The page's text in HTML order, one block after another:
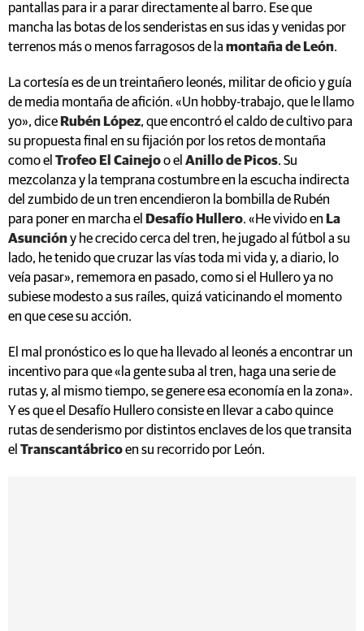
pantallas para ir a parar directamente al barro. Ese que
mancha las botas de los senderistas en sus idas y venidas por
terrenos más o menos farragosos de la montaña de León.
La cortesía es de un treintañero leonés, militar de oficio y guía
de media montaña de afición. «Un hobby-trabajo, que le llamo
yo», dice Rubén López, que encontró el caldo de cultivo para
su propuesta final en su fijación por los retos de montaña
como el Trofeo El Cainejoo el Anillo de Picos. Su
mezcolanza y la temprana costumbre en la escucha indirecta
del zumbido de un tren encendieron la bombilla de Rubén
para poner en marcha el
Desafío Hullero. «He vivido en La
Asuncióny he crecido cerca del tren, he jugado al fútbol a su
lado, he tenido que cruzar las vías toda mi vida y, a diario, lo
veía pasar», rememora en pasado, como si el Hullero ya no
subiese modesto a sus raíles, quizá vaticinando el momento
en que cese su acción.
El mal pronóstico es lo que ha llevado al leonés a encontrar un
incentivo para que «la gente suba al tren, haga una serie de
rutas y, al mismo tiempo, se genere esa economía en la zona».
Y es que el Desafío Hullero consiste en llevar a cabo quince
rutas de senderismo por distintos enclaves de los que transita
el Transcantábricoen su recorrido por León.